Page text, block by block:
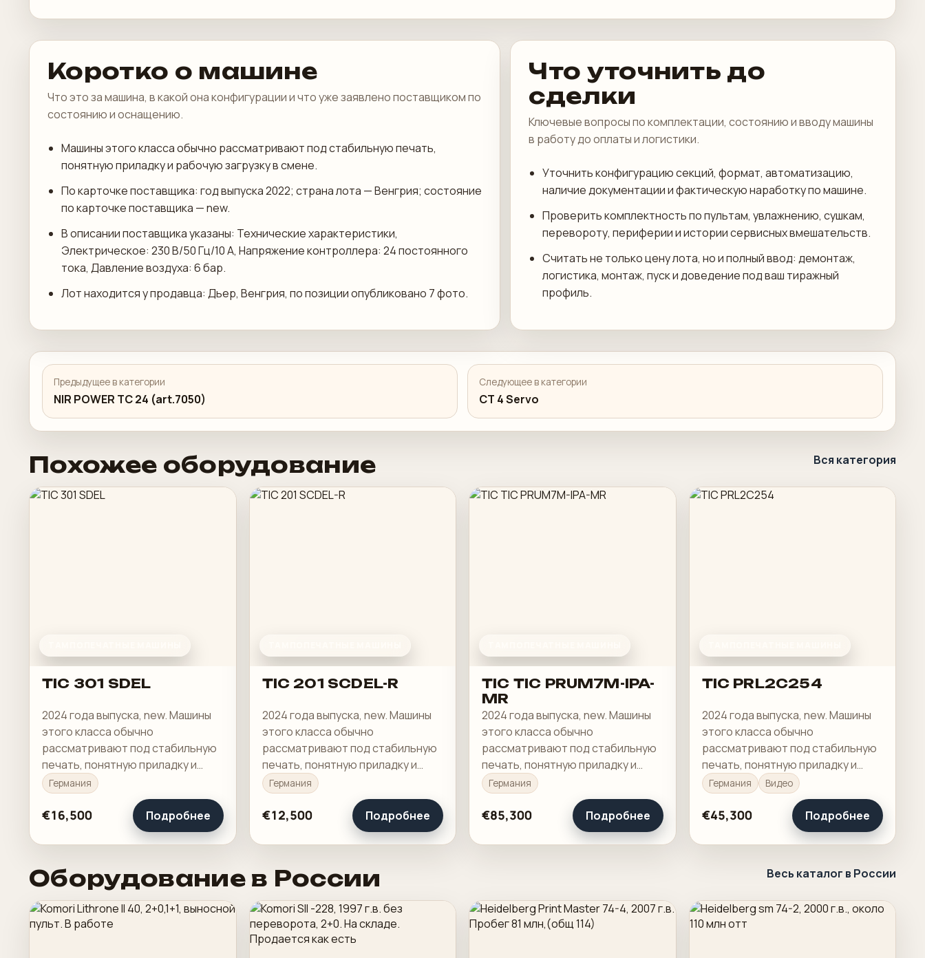
Коротко о машине
Что это за машина, в какой она конфигурации и что уже заявлено поставщиком по
состоянию и оснащению.
Машины этого класса обычно рассматривают под стабильную печать,
понятную приладку и рабочую загрузку в смене.
По карточке поставщика: год выпуска 2022; страна лота — Венгрия; состояние
по карточке поставщика — new.
В описании поставщика указаны: Технические характеристики,
Электрическое: 230 В/50 Гц/10 А, Напряжение контроллера: 24 постоянного
тока, Давление воздуха: 6 бар.
Лот находится у продавца: Дьер, Венгрия, по позиции опубликовано 7 фото.
Что уточнить до
сделки
Ключевые вопросы по комплектации, состоянию и вводу машины
в работу до оплаты и логистики.
Уточнить конфигурацию секций, формат, автоматизацию,
наличие документации и фактическую наработку по машине.
Проверить комплектность по пультам, увлажнению, сушкам,
перевороту, периферии и истории сервисных вмешательств.
Считать не только цену лота, но и полный ввод: демонтаж,
логистика, монтаж, пуск и доведение под ваш тиражный
профиль.
Предыдущее в категории
NIR POWER TC 24 (art.7050)
Следующее в категории
CT 4 Servo
Похожее оборудование Вся категория
TIC 301 SDEL
2024 года выпуска, new. Машины
этого класса обычно
рассматривают под стабильную
печать, понятную приладку и
рабочую загрузку в смене.
Германия
€16,500 Подробнее
TIC 201 SCDEL-R
2024 года выпуска, new. Машины
этого класса обычно
рассматривают под стабильную
печать, понятную приладку и
рабочую загрузку в смене.
Германия
€12,500 Подробнее
TIC TIC PRUM7M-IPA-
MR
2024 года выпуска, new. Машины
этого класса обычно
рассматривают под стабильную
печать, понятную приладку и
рабочую загрузку в смене.
Германия
€85,300 Подробнее
TIC PRL2C254
2024 года выпуска, new. Машины
этого класса обычно
рассматривают под стабильную
печать, понятную приладку и
рабочую загрузку в смене.
Германия Видео
€45,300 Подробнее
Оборудование в России Весь каталог в России